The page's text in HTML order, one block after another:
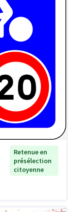
Retenue en
présélection
citoyenne